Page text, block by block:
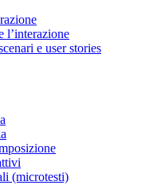
l’interazione
e user stories
(microtesti)